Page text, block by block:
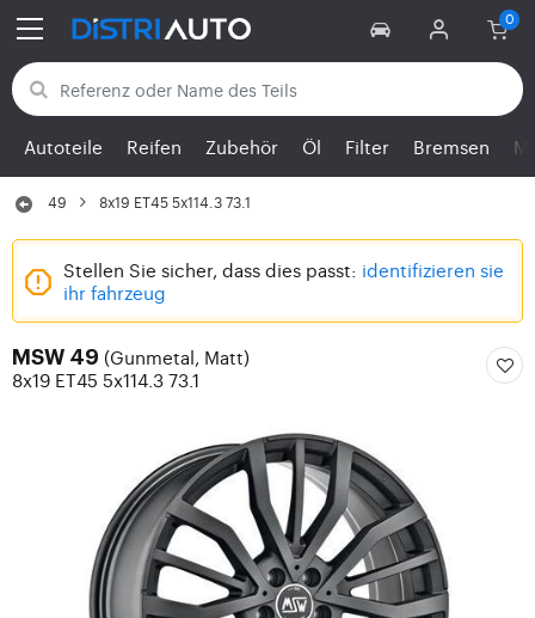
Zurück zu den Kategorien
Autoteile Reifen Zubehör Öl Filter Bremsen
49 8x19 ET45 5x114.3 73.1
Stellen Sie sicher, dass dies passt: identifizieren sie
ihr fahrzeug
MSW 49 (Gunmetal, Matt)
8x19 ET45 5x114.3 73.1